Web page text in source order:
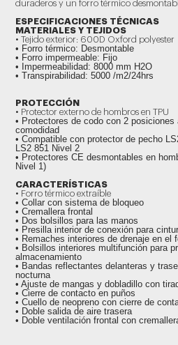
duraderos y un forro térmico
ESPECIFICACIONES TÉCNICAS
MATERIALES Y TEJIDOS
• Tejido exterior: 600D Oxford polyester
• Forro térmico: Desmontable
• Forro impermeable: Fijo
• Impermeabilidad: 8000 mm H2O
• Transpirabilidad: 5000 /m2/24hrs
PROTECCIÓN
• Protector externo de hombros en TPU
• Protectores de codo con 2
comodidad
• Compatible con protector de pecho
LS2 851 Nivel 2
• Protectores CE desmontables en
Nivel 1)
CARACTERÍSTICAS
• Forro térmico extraíble
• Collar con sistema de bloqueo
• Cremallera frontal
• Dos bolsillos para las manos
• Presilla interior de conexión para
• Remaches interiores de drenaje en el
• Bolsillos interiores multifunción para
almacenamiento
• Bandas reflectantes delanteras y
nocturna
• Ajuste de mangas y dobladillo con
• Cierre de contacto en puños
• Cuello de neopreno con cierre de
• Doble salida de aire trasera
• Doble ventilación frontal con